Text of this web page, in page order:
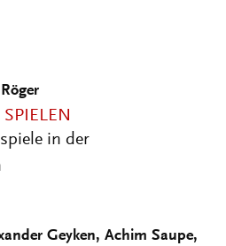
in der
Geyken, Achim Saupe,